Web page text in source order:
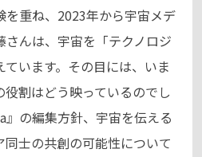
重ね、2023年から宇宙メデ
さんは、宇宙を「テクノロジ
います。その目には、いま
割はどう映っているのでし
』の編集方針、宇宙を伝える
士の共創の可能性について